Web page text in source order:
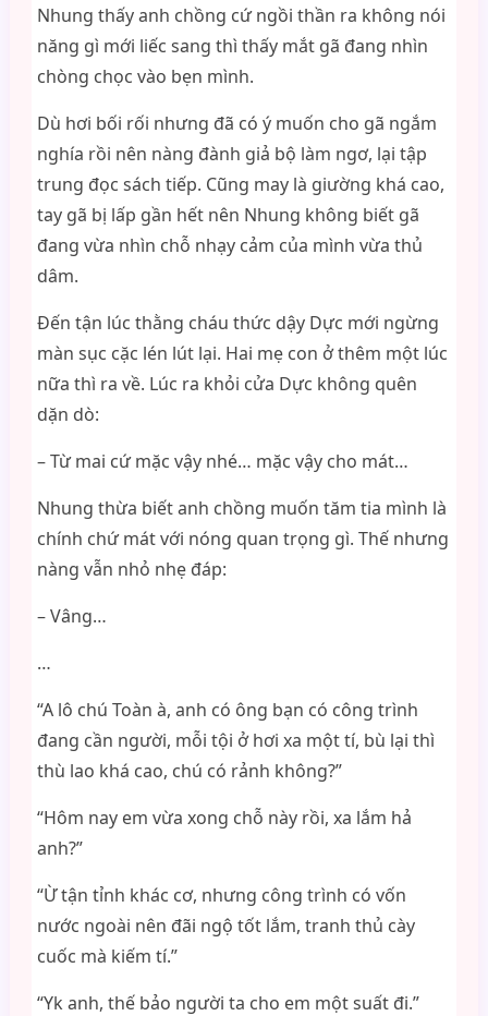
Nhung thấy anh chồng cứ ngồi thần ra không nói
năng gì mới liếc sang thì thấy mắt gã đang nhìn
chòng chọc vào bẹn mình.
Dù hơi bối rối nhưng đã có ý muốn cho gã ngắm
nghía rồi nên nàng đành giả bộ làm ngơ, lại tập
trung đọc sách tiếp. Cũng may là giường khá cao,
tay gã bị lấp gần hết nên Nhung không biết gã
đang vừa nhìn chỗ nhạy cảm của mình vừa thủ
dâm.
Đến tận lúc thằng cháu thức dậy Dực mới ngừng
màn sục cặc lén lút lại. Hai mẹ con ở thêm một lúc
nữa thì ra về. Lúc ra khỏi cửa Dực không quên
dặn dò:
– Từ mai cứ mặc vậy nhé… mặc vậy cho mát…
Nhung thừa biết anh chồng muốn tăm tia mình là
chính chứ mát với nóng quan trọng gì. Thế nhưng
nàng vẫn nhỏ nhẹ đáp:
– Vâng…
…
“A lô chú Toàn à, anh có ông bạn có công trình
đang cần người, mỗi tội ở hơi xa một tí, bù lại thì
thù lao khá cao, chú có rảnh không?”
“Hôm nay em vừa xong chỗ này rồi, xa lắm hả
anh?”
“Ừ tận tỉnh khác cơ, nhưng công trình có vốn
nước ngoài nên đãi ngộ tốt lắm, tranh thủ cày
cuốc mà kiếm tí.”
“Yk anh, thế bảo người ta cho em một suất đi.”